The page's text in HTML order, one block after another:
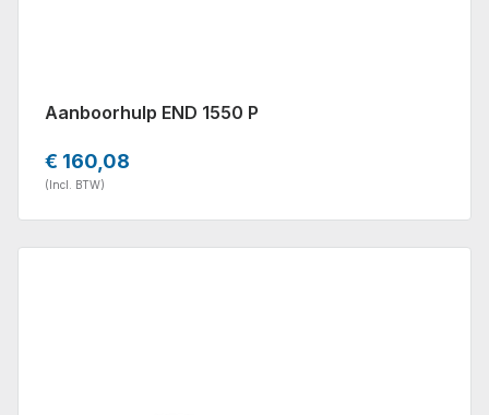
Aanboorhulp END 1550 P
€ 160,08
(Incl. BTW)